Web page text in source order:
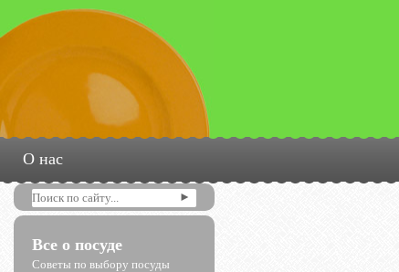
О нас
Все о посуде
Советы по выбору посуды